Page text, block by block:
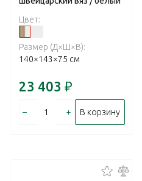
Цвет:
Размер (Д×Ш×В):
140×143×75 см
23 403 ₽
– + В корзину